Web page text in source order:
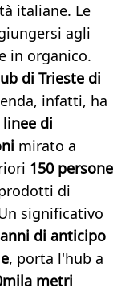
italiane. Le
agli
in organico.
di Trieste di
infatti, ha
linee di
mirato a
150 persone
di
significativo
di anticipo
, porta l'hub a
metri